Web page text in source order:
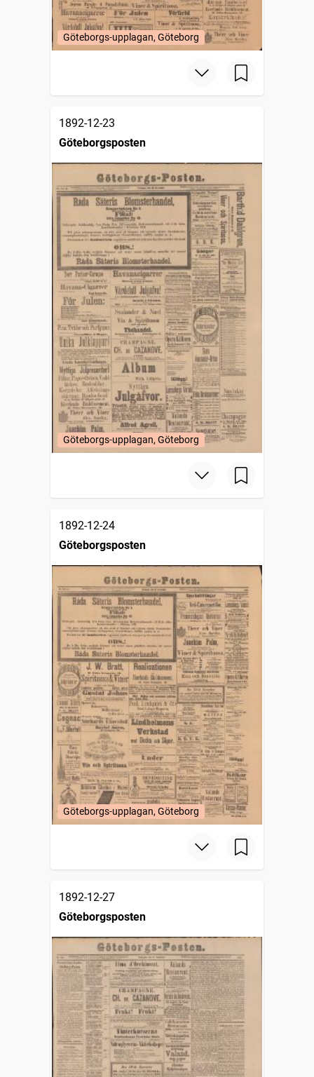
Göteborgs-upplagan, Göteborg
1892-12-23
Göteborgsposten
Göteborgs-upplagan, Göteborg
1892-12-24
Göteborgsposten
Göteborgs-upplagan, Göteborg
1892-12-27
Göteborgsposten